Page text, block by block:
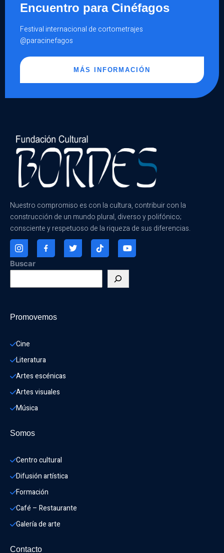
Encuentro para Cinéfagos
Festival internacional de cortometrajes
@paracinefagos
MÁS INFORMACIÓN
Nuestro compromiso es con la cultura, contribuir con la
construcción de un mundo plural, diverso y polifónico;
consciente y respetuoso de la riqueza de sus diferencias.
Buscar
Promovemos
Cine
Literatura
Artes escénicas
Artes visuales
Música
Somos
Centro cultural
Difusión artística
Formación
Café – Restaurante
Galería de arte
Contacto